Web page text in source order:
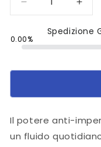
Diminuisci
quantità
Anti-
Fluido
SPF
50+,
40ml
per
Anti-
SPF
50+,
40ml
Spedizione
0.00%
Il potere anti-
un fluido